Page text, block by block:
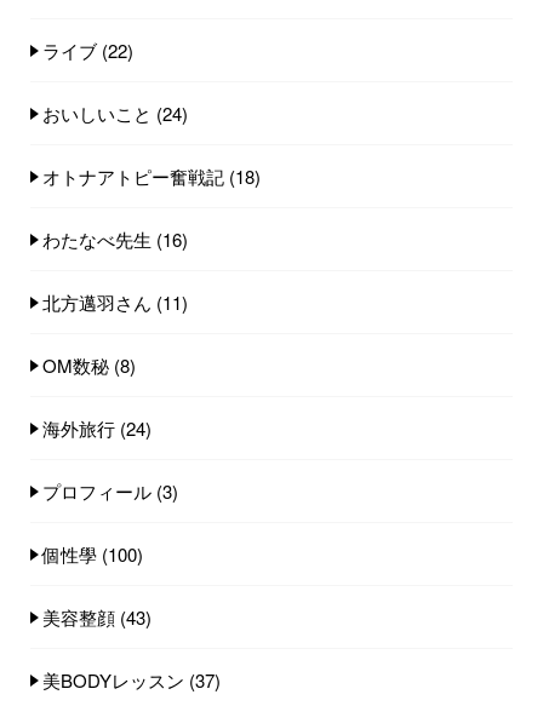
ライブ (22)
おいしいこと (24)
オトナアトピー奮戦記 (18)
わたなべ先生 (16)
北方邁羽さん (11)
OM数秘 (8)
海外旅行 (24)
プロフィール (3)
個性學 (100)
美容整顔 (43)
美BODYレッスン (37)